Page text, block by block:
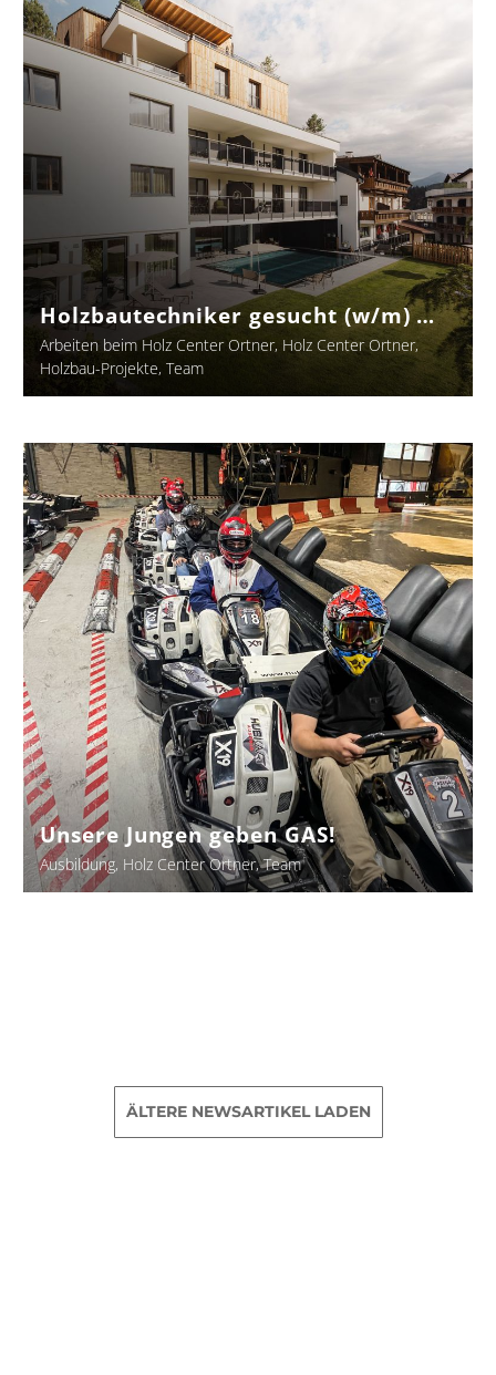
(w/m)
…
Holzbautechniker gesucht (w/m) …
Arbeiten beim Holz Center Ortner Holz Center Ortner
Holzbau-Projekte Team
Unsere
Jungen
geben
GAS!
Unsere Jungen geben GAS!
Ausbildung Holz Center Ortner Team
ÄLTERE NEWSARTIKEL LADEN